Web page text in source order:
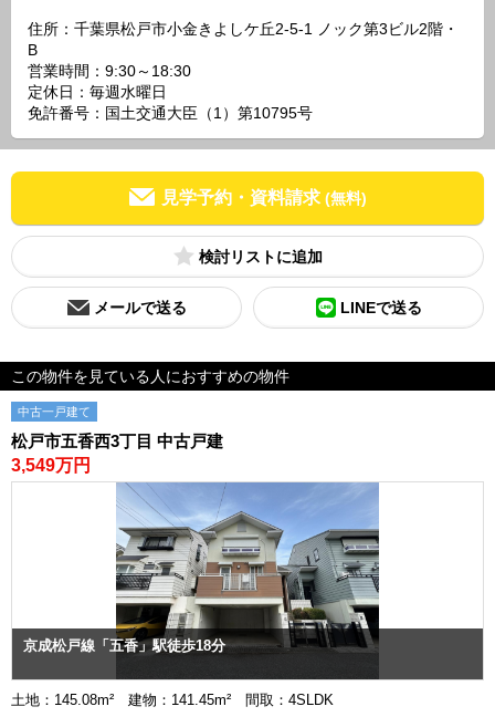
住所：千葉県松戸市小金きよしケ丘2-5-1 ノック第3ビル2階・
B
営業時間：9:30～18:30
定休日：毎週水曜日
免許番号：国土交通大臣（1）第10795号
見学予約・資料請求 (無料)
検討リスト
メールで送る LINEで送る
この物件を見ている人におすすめの物件
中古一戸建て
松戸市五香西3丁目 中古戸建
3,549万円
京成松戸線「五香」駅徒歩18分
土地：145.08m² 建物：141.45m² 間取：4SLDK